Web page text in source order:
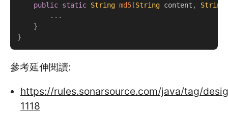
public static String md5(String content , String
. . .
}
}
參考延伸閱讀:
https://rules.sonarsource.com/java/tag/
1118